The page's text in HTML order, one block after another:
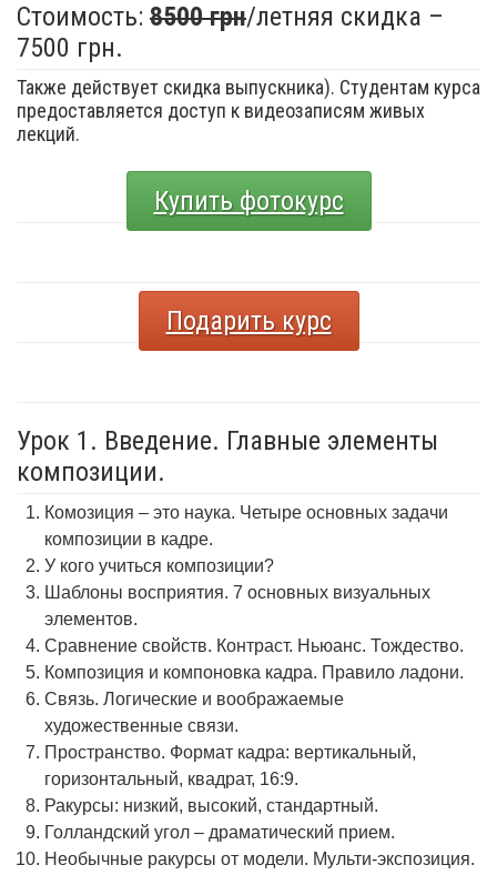
Стоимость: 8500 грн/летняя скидка –
7500 грн.
Также действует скидка выпускника). Студентам курса
предоставляется доступ к видеозаписям живых
лекций.
Купить фотокурс
Подарить курс
Урок 1. Введение. Главные элементы
композиции.
Комозиция – это наука. Четыре основных задачи
композиции в кадре.
У кого учиться композиции?
Шаблоны восприятия. 7 основных визуальных
элементов.
Сравнение свойств. Контраст. Ньюанс. Тождество.
Композиция и компоновка кадра. Правило ладони.
Связь. Логические и воображаемые
художественные связи.
Пространство. Формат кадра: вертикальный,
горизонтальный, квадрат, 16:9.
Ракурсы: низкий, высокий, стандартный.
Голландский угол – драматический прием.
Необычные ракурсы от модели. Мульти-экспозиция.